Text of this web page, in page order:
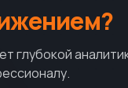
глубокой